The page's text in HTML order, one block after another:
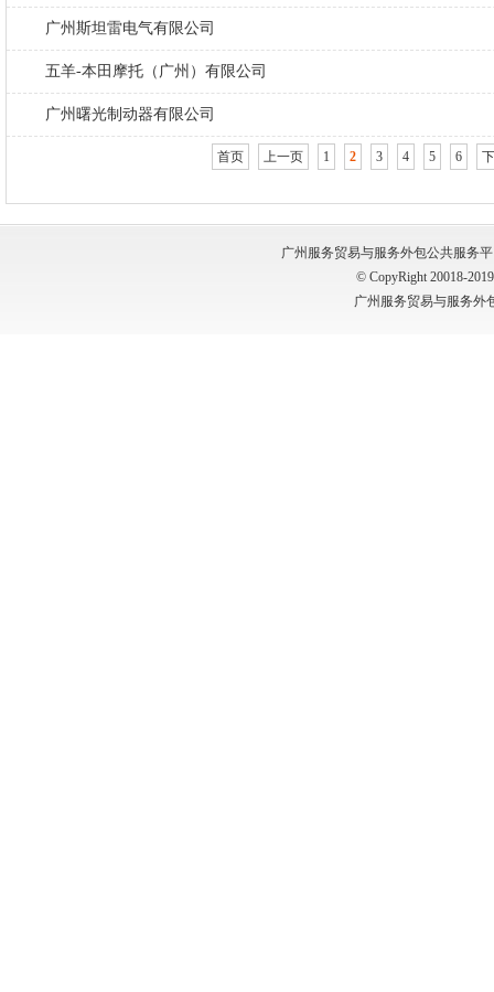
广州斯坦雷电气有限公司
五羊-本田摩托（广州）有限公司
广州曙光制动器有限公司
首页 上一页 1 2 3 4 5 6
广州服务贸易与服务外包公共服务平
© CopyRight 20018-
广州服务贸易与服务外